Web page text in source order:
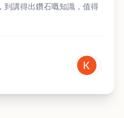
到講得出鑽石嘅知識，值得